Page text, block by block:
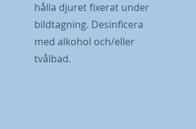
hålla djuret fixerat under
bildtagning. Desinficera
med alkohol och/eller
tvålbad.